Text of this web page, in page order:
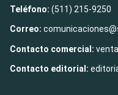
Teléfono: (511) 215-9250
Correo:
Contacto comercial:
Contacto editorial: